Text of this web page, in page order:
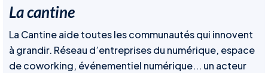
La cantine
La Cantine aide toutes les communautés qui innovent
à grandir. Réseau d’entreprises du numérique, espace
de coworking, événementiel numérique... un acteur